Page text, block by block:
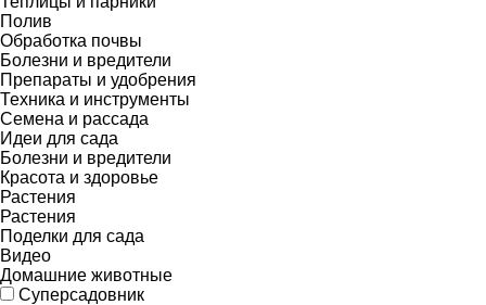
Полив
Обработка почвы
Болезни и вредители
Препараты и удобрения
Техника и инструменты
Семена и рассада
Идеи для сада
Болезни и вредители
Красота и здоровье
Растения
Растения
Поделки для сада
Видео
Домашние животные
Суперсадовник